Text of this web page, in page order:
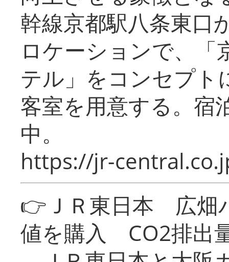
幹線京都駅八条東口
ロケーションで、「
テル」をコンセプト
客室を用意する。宿
中。
https://jr-
👉ＪＲ東日本 広畑
値を購入 CO2排出